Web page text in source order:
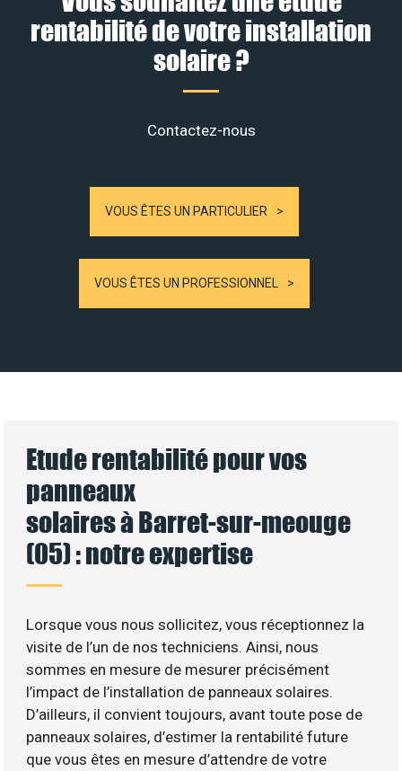
rentabilité de votre installation
solaire ?
Contactez-nous
VOUS ÊTES UN PARTICULIER
VOUS ÊTES UN PROFESSIONNEL
Etude rentabilité pour vos
panneaux
solaires à Barret-sur-meouge
(05) : notre expertise
Lorsque vous nous sollicitez, vous réceptionnez la
visite de l’un de nos techniciens. Ainsi, nous
sommes en mesure de mesurer précisément
l’impact de l’installation de panneaux solaires.
D’ailleurs, il convient toujours, avant toute pose de
panneaux solaires, d’estimer la rentabilité future
que vous êtes en mesure d’attendre de votre